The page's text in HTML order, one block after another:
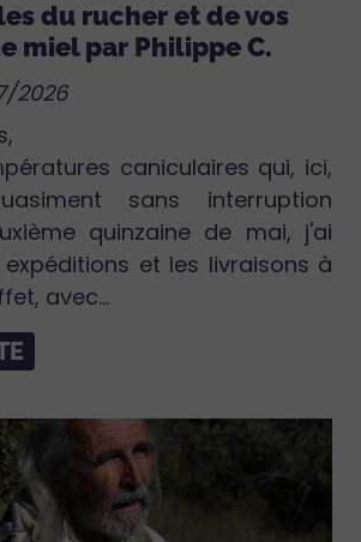
du rucher et de vos
miel par Philippe C.
2026
caniculaires qui, ici,
sans interruption
quinzaine de mai, j'ai
et les livraisons à
avec...